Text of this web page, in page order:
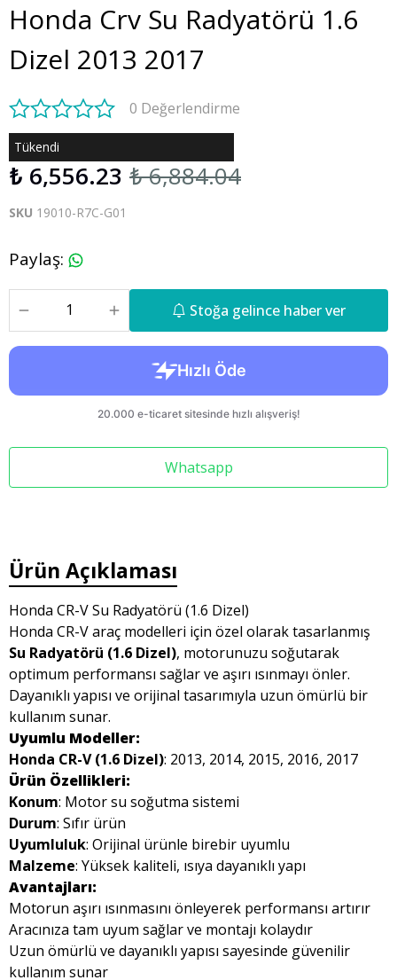
Honda Crv Su Radyatörü 1.6
Dizel 2013 2017
0 Değerlendirme
Tükendi
₺ 6,556.23 ₺ 6,884.04
SKU 19010-R7C-G01
Paylaş:
Stoğa gelince haber ver
Whatsapp
Ürün Açıklaması
Honda CR-V Su Radyatörü (1.6 Dizel)
Honda CR-V araç modelleri için özel olarak tasarlanmış
Su Radyatörü (1.6 Dizel), motorunuzu soğutarak
optimum performansı sağlar ve aşırı ısınmayı önler.
Dayanıklı yapısı ve orijinal tasarımıyla uzun ömürlü bir
kullanım sunar.
Uyumlu Modeller:
Honda CR-V (1.6 Dizel): 2013, 2014, 2015, 2016, 2017
Ürün Özellikleri:
Konum: Motor su soğutma sistemi
Durum: Sıfır ürün
Uyumluluk: Orijinal ürünle birebir uyumlu
Malzeme: Yüksek kaliteli, ısıya dayanıklı yapı
Avantajları:
Motorun aşırı ısınmasını önleyerek performansı artırır
Aracınıza tam uyum sağlar ve montajı kolaydır
Uzun ömürlü ve dayanıklı yapısı sayesinde güvenilir
kullanım sunar